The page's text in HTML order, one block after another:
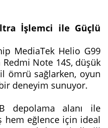
İşlemci ile Güçlü
MediaTek Helio G99
Note 14S, düşük
ömrü sağlarken, oyun
deneyim sunuyor.
depolama alanı ile
hem eğlence için ideal